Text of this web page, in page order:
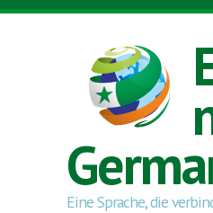
Skip to main content
Eine Sprache, die